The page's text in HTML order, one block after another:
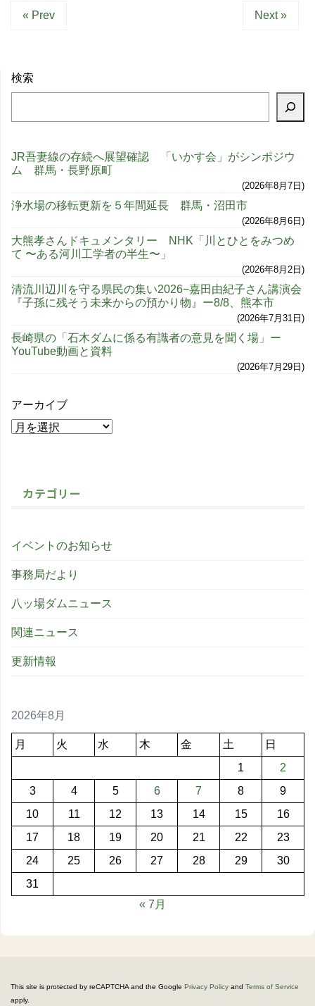
« Prev Next »
検索
JR吾妻線の存続へ展望確認 「いかす会」がシンポジウ
ム 群馬・長野原町
2026年8月7日
浄水場の移転更新を５年間延長 群馬・沼田市
2026年8月6日
大熊孝さんドキュメンタリー NHK「川とひとをみつめ
て 〜ある河川工学者の半生〜」
2026年8月2日
清流川辺川を守る県民の集い2026−嘉田由紀子さん講演会
『子孫に残そう未来からの預かり物』ー8/8、熊本市
2026年7月31日
長崎県の「石木ダムに係る有識者の意見を聞く場」ー
YouTube動画と資料
2026年7月29日
アーカイブ
カテゴリー
イベントのお知らせ
事務局だより
八ッ場ダムニュース
関連ニュース
更新情報
2026年8月
月 火 水 木 金 土
日
1
2
3
4 5 6 7 8
9
10
11 12 13 14 15
16
17
18 19 20 21 22
23
24
25 26 27 28 29
30
31
« 7月
This site is protected by reCAPTCHA and the Google Privacy Policy and Terms of Service
apply.